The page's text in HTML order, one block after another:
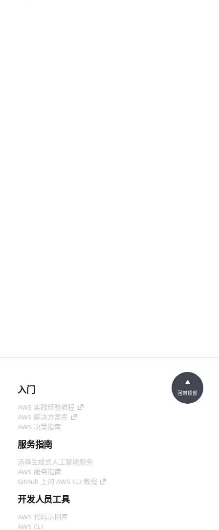
入门
AWS 实践经验教程
AWS 解决方案库
AWS 决策指南
服务指南
选择生成式人工智能服务
AWS 服务指南
GitHub 上的 AWS CLI 教程
开发人员工具
AWS 代码示例库
AWS CLI
回到顶部